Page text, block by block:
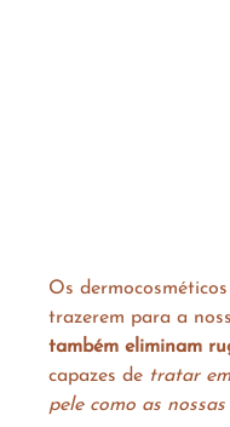
Os
trazerem para a
também eliminam
capazes de tratar
pele como as nossas